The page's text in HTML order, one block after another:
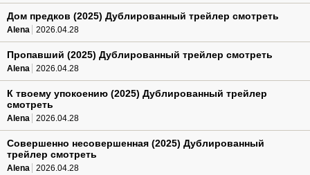
Дом предков (2025) Дублированный трейлер смотреть
Alena 2026.04.28
Пропавший (2025) Дублированный трейлер смотреть
Alena 2026.04.28
К твоему упокоению (2025) Дублированный трейлер
смотреть
Alena 2026.04.28
Совершенно несовершенная (2025) Дублированный
трейлер смотреть
Alena 2026.04.28